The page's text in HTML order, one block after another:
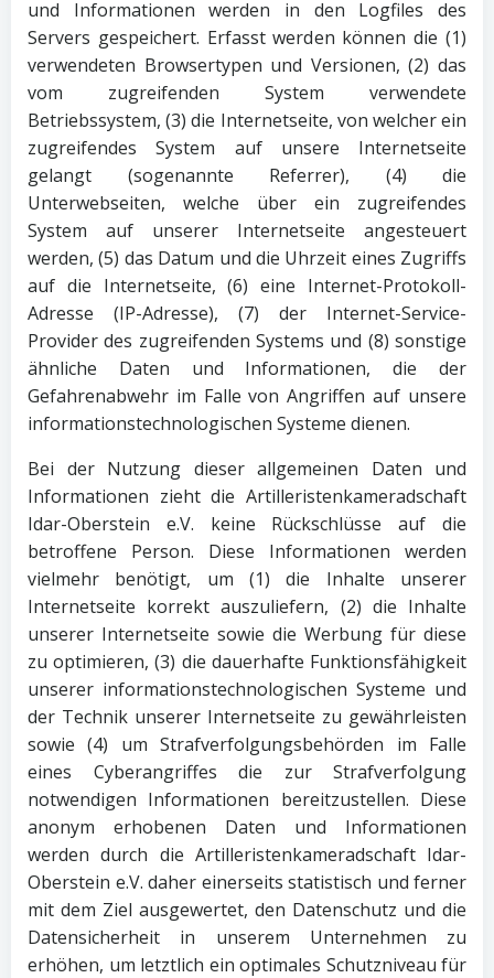
und Informationen werden in den Logfiles des
Servers gespeichert. Erfasst werden können die (1)
verwendeten Browsertypen und Versionen, (2) das
vom zugreifenden System verwendete
Betriebssystem, (3) die Internetseite, von welcher ein
zugreifendes System auf unsere Internetseite
gelangt (sogenannte Referrer), (4) die
Unterwebseiten, welche über ein zugreifendes
System auf unserer Internetseite angesteuert
werden, (5) das Datum und die Uhrzeit eines Zugriffs
auf die Internetseite, (6) eine Internet-Protokoll-
Adresse (IP-Adresse), (7) der Internet-Service-
Provider des zugreifenden Systems und (8) sonstige
ähnliche Daten und Informationen, die der
Gefahrenabwehr im Falle von Angriffen auf unsere
informationstechnologischen Systeme dienen.
Bei der Nutzung dieser allgemeinen Daten und
Informationen zieht die Artilleristenkameradschaft
Idar-Oberstein e.V. keine Rückschlüsse auf die
betroffene Person. Diese Informationen werden
vielmehr benötigt, um (1) die Inhalte unserer
Internetseite korrekt auszuliefern, (2) die Inhalte
unserer Internetseite sowie die Werbung für diese
zu optimieren, (3) die dauerhafte Funktionsfähigkeit
unserer informationstechnologischen Systeme und
der Technik unserer Internetseite zu gewährleisten
sowie (4) um Strafverfolgungsbehörden im Falle
eines Cyberangriffes die zur Strafverfolgung
notwendigen Informationen bereitzustellen. Diese
anonym erhobenen Daten und Informationen
werden durch die Artilleristenkameradschaft Idar-
Oberstein e.V. daher einerseits statistisch und ferner
mit dem Ziel ausgewertet, den Datenschutz und die
Datensicherheit in unserem Unternehmen zu
erhöhen, um letztlich ein optimales Schutzniveau für